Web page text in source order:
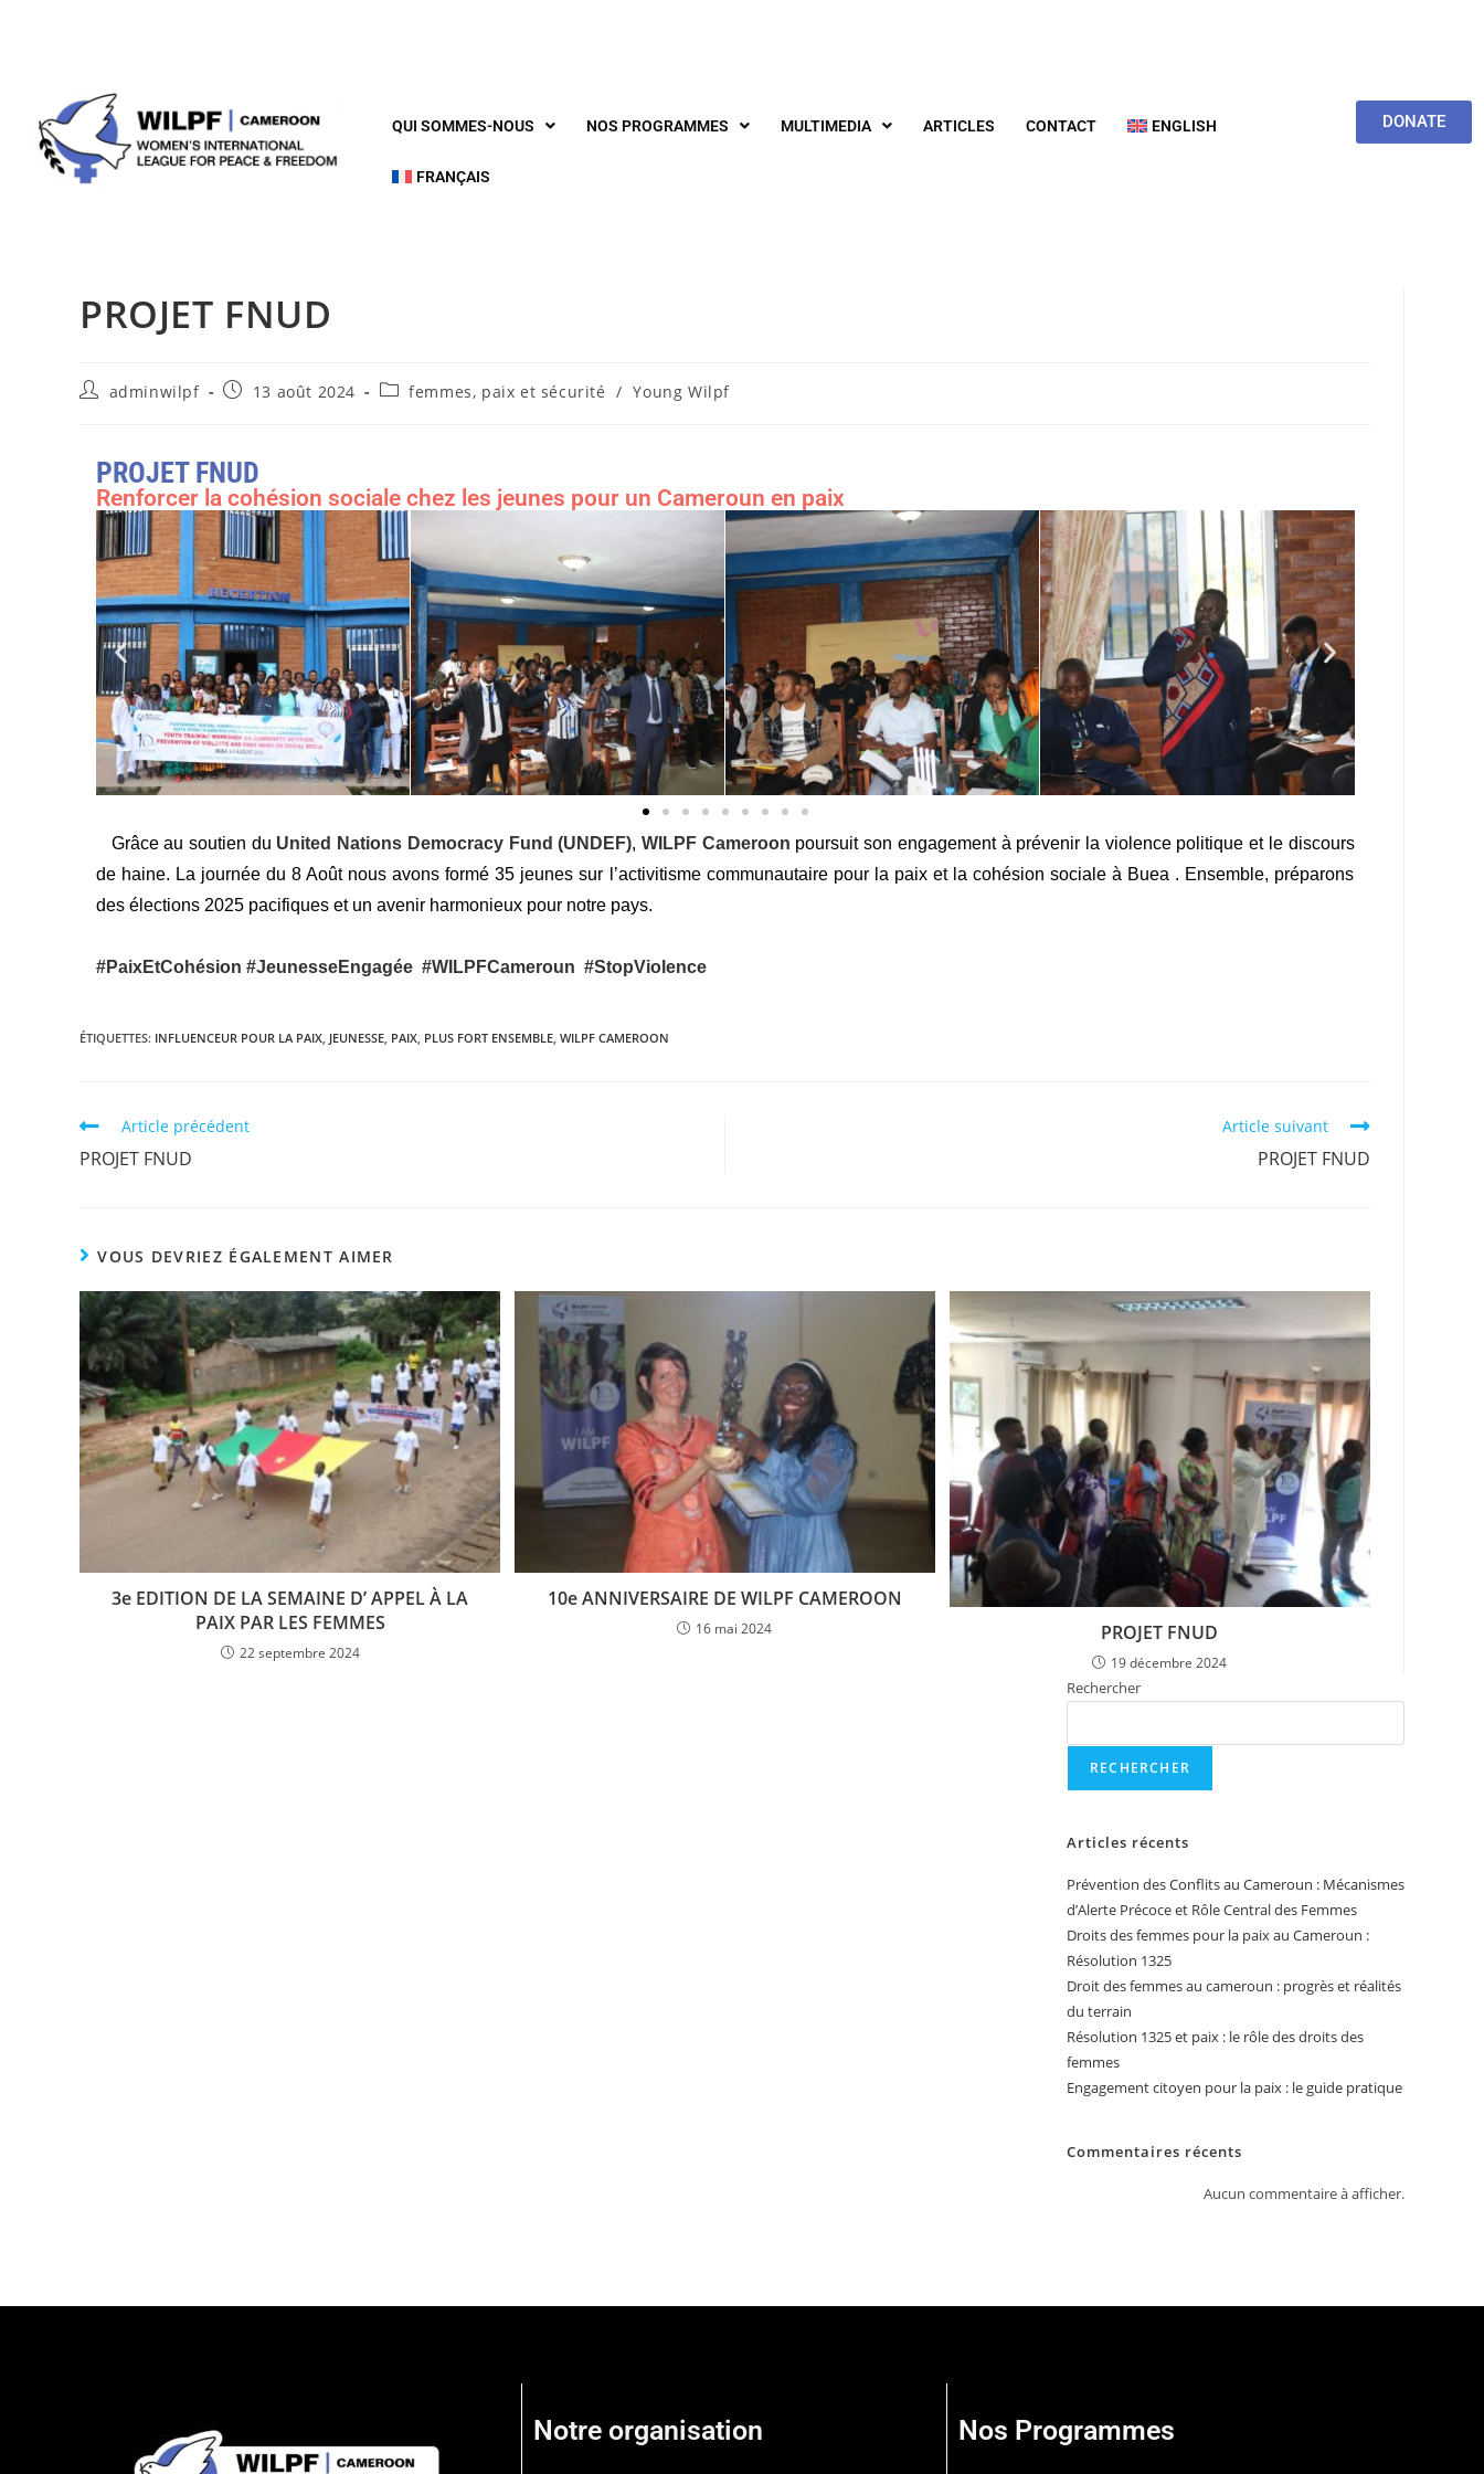
QUI SOMMES-NOUS NOS PROGRAMMES MULTIMEDIA ARTICLES CONTACT ENGLISH
FRANÇAIS
DONATE
PROJET FNUD
adminwilpf 13 août 2024 femmes, paix et sécurité / Young Wilpf
PROJET FNUD
Renforcer la cohésion sociale chez les jeunes pour un Cameroun en paix
Grâce au soutien du United Nations Democracy Fund (UNDEF), WILPF Cameroon poursuit son engagement à prévenir la violence politique et le discours
de haine. La journée du 8 Août nous avons formé 35 jeunes sur l’activitisme communautaire pour la paix et la cohésion sociale à Buea . Ensemble, préparons
des élections 2025 pacifiques et un avenir harmonieux pour notre pays.
#PaixEtCohésion #JeunesseEngagée #WILPFCameroun #StopViolence
ÉTIQUETTES: INFLUENCEUR POUR LA PAIX, JEUNESSE, PAIX, PLUS FORT ENSEMBLE, WILPF CAMEROON
Article précédent
PROJET FNUD
Article suivant
PROJET FNUD
VOUS DEVRIEZ ÉGALEMENT AIMER
3e EDITION DE LA SEMAINE D’ APPEL À LA
PAIX PAR LES FEMMES
22 septembre 2024
10e ANNIVERSAIRE DE WILPF CAMEROON
16 mai 2024 PROJET FNUD
19 décembre 2024
Rechercher
RECHERCHER
Articles récents
Prévention des Conflits au Cameroun : Mécanismes
d’Alerte Précoce et Rôle Central des Femmes
Droits des femmes pour la paix au Cameroun :
Résolution 1325
Droit des femmes au cameroun : progrès et réalités
du terrain
Résolution 1325 et paix : le rôle des droits des
femmes
Engagement citoyen pour la paix : le guide pratique
Commentaires récents
Aucun commentaire à afficher.
Notre organisation Nos Programmes